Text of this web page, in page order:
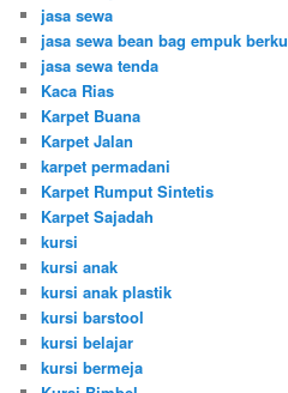
jasa sewa
jasa sewa bean bag empuk
jasa sewa tenda
Kaca Rias
Karpet Buana
Karpet Jalan
karpet permadani
Karpet Rumput Sintetis
Karpet Sajadah
kursi
kursi anak
kursi anak plastik
kursi barstool
kursi belajar
kursi bermeja